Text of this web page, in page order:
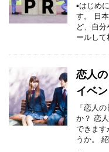
▪はじめ
す。 日
ど、自
ールして
恋人
イベ
「恋人
か？ 恋
できます
うか。